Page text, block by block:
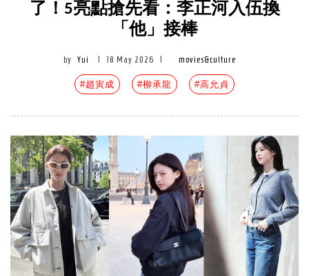
了！5亮點搶先看：李正河入伍換
「他」接棒
by Yui 18 May 2026 movies&culture
#趙寅成 #柳承龍 #高允貞